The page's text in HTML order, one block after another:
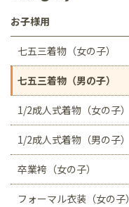
お子様用
七五三着物（女の子）
七五三着物（男の子）
1/2成人式着物（女の子）
1/2成人式着物（男の子）
卒業袴（女の子）
フォーマル衣装（女の子）